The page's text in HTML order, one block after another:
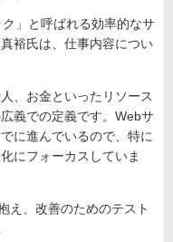
」と呼ばれる効率的なサ
裕氏は、仕事内容につい
、お金といったリソース
義での定義です。Webサ
に進んでいるので、特に
にフォーカスしていま
え、改善のためのテスト